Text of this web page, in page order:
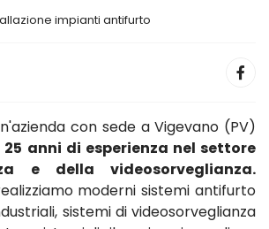
impianti antifurto
con sede a Vigevano (PV)
anni di esperienza nel settore
e della videosorveglianza.
moderni sistemi antifurto
sistemi di videosorveglianza